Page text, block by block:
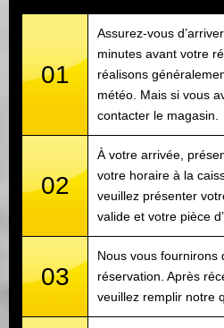
01
Assurez-vous
minutes avant votre
réalisons
météo. Mais si vous
contacter le magasin.
02
À votre arrivée,
votre horaire à la
veuillez présenter
valide et votre pièce
03
Nous vous fournirons
réservation. Après
veuillez remplir notre